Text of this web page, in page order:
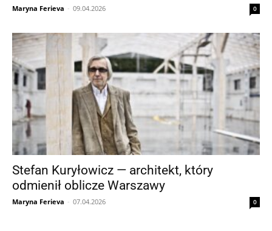
Maryna Ferieva - 09.04.2026 0
Stefan Kuryłowicz — architekt, który
odmienił oblicze Warszawy
Maryna Ferieva - 07.04.2026 0